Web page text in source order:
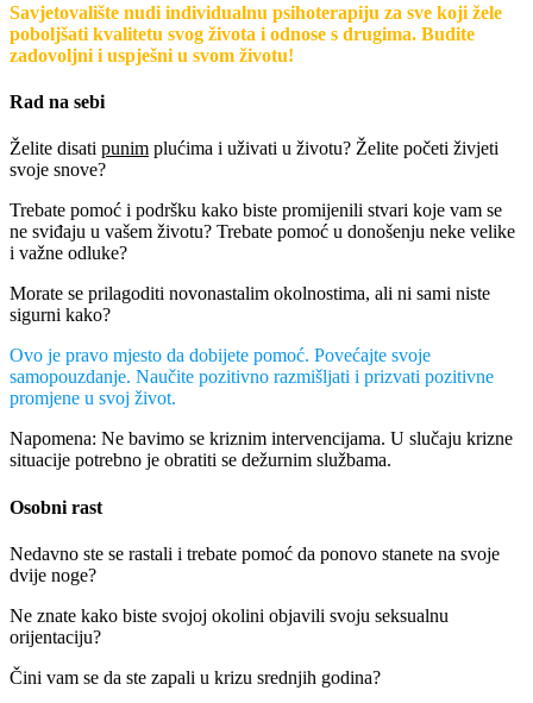
Savjetovalište nudi individualnu psihoterapiju za sve koji žele
poboljšati kvalitetu svog života i odnose s drugima. Budite
zadovoljni i uspješni u svom životu!
Rad na sebi
Želite disati punim plućima i uživati u životu? Želite početi živjeti
svoje snove?
Trebate pomoć i podršku kako biste promijenili stvari koje vam se
ne sviđaju u vašem životu? Trebate pomoć u donošenju neke velike
i važne odluke?
Morate se prilagoditi novonastalim okolnostima, ali ni sami niste
sigurni kako?
Ovo je pravo mjesto da dobijete pomoć. Povećajte svoje
samopouzdanje. Naučite pozitivno razmišljati i prizvati pozitivne
promjene u svoj život.
Napomena: Ne bavimo se kriznim intervencijama. U slučaju krizne
situacije potrebno je obratiti se dežurnim službama.
Osobni rast
Nedavno ste se rastali i trebate pomoć da ponovo stanete na svoje
dvije noge?
Ne znate kako biste svojoj okolini objavili svoju seksualnu
orijentaciju?
Čini vam se da ste zapali u krizu srednjih godina?